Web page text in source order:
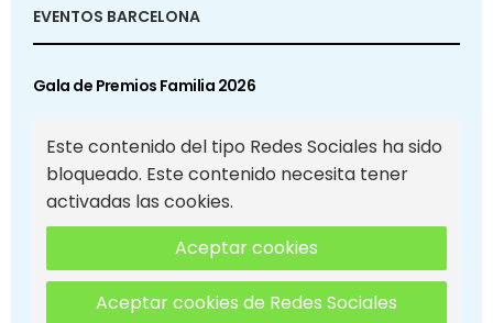
EVENTOS BARCELONA
Gala de Premios Familia 2026
Este contenido del tipo Redes Sociales ha sido
bloqueado. Este contenido necesita tener
activadas las cookies.
Aceptar cookies
Aceptar cookies de Redes Sociales